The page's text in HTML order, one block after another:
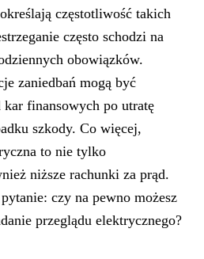
częstotliwość takich
często schodzi na
obowiązków.
zaniedbań mogą być
kar finansowych po utratę
szkody. Co więcej,
to nie tylko
niższe rachunki za prąd.
czy na pewno możesz
przeglądu elektrycznego?